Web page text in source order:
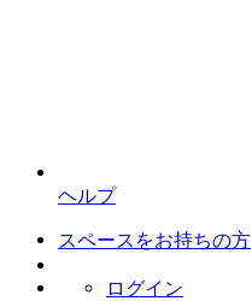
ヘルプ
スペースをお持ちの方
ログイン